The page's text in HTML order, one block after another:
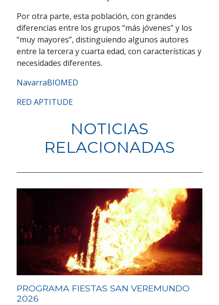
Por otra parte, esta población, con grandes
diferencias entre los grupos “más jóvenes” y los
“muy mayores”, distinguiendo algunos autores
entre la tercera y cuarta edad, con características y
necesidades diferentes.
NavarraBIOMED
RED APTITUDE
NOTICIAS
RELACIONADAS
PROGRAMA FIESTAS SAN VEREMUNDO
2026